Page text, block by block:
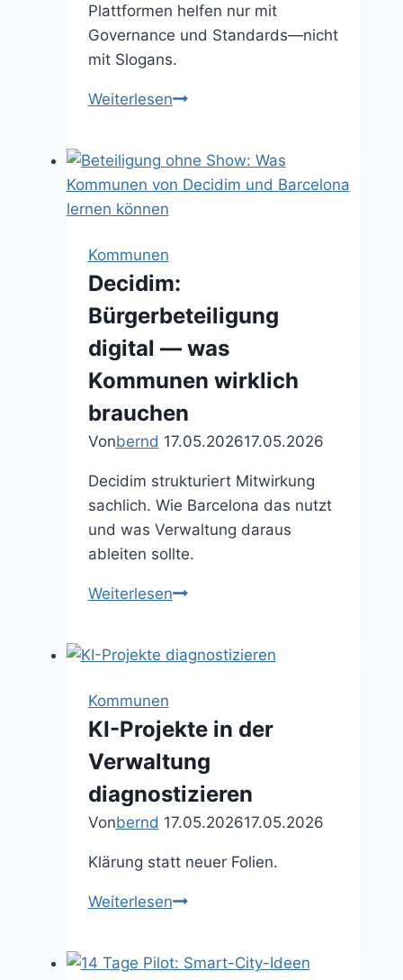
Plattformen helfen nur mit
Governance und Standards—nicht
mit Slogans.
WeiterlesenInteroperabilität
Offene
Standards
Kommunen
Decidim:
Bürgerbeteiligung
digital — was
Kommunen wirklich
brauchen
Vonbernd 17.05.202617.05.2026
Decidim strukturiert Mitwirkung
sachlich. Wie Barcelona das nutzt
und was Verwaltung daraus
ableiten sollte.
WeiterlesenDecidim:
—
wirklich
brauchen
Kommunen
KI-Projekte in der
Verwaltung
diagnostizieren
Vonbernd 17.05.202617.05.2026
Klärung statt neuer Folien.
WeiterlesenKI-
der